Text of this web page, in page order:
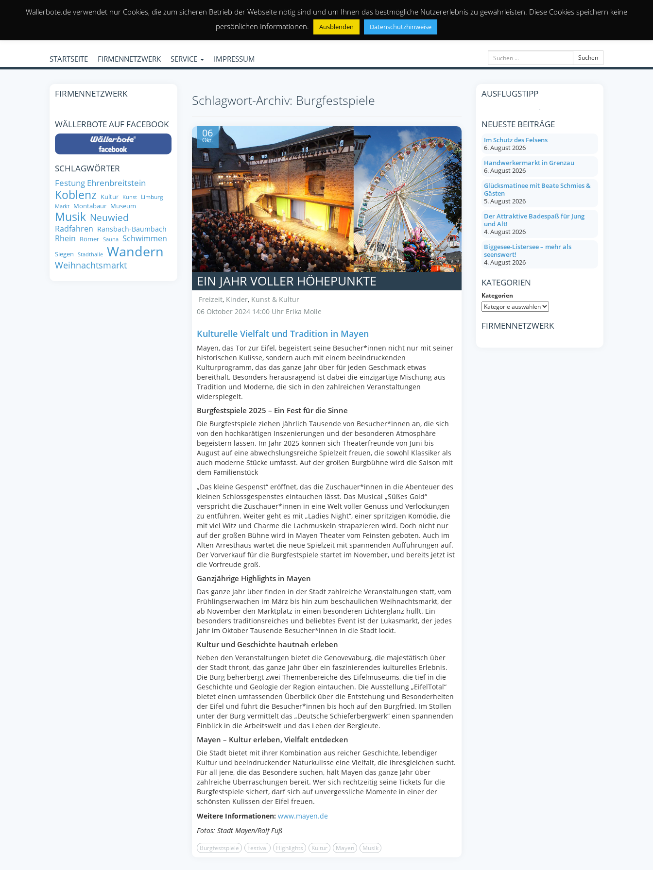
STARTSEITE FIRMENNETZWERK SERVICE IMPRESSUM Suchen
Schlagwort-Archiv: Burgfestspiele
06
Okt.
EIN JAHR VOLLER HÖHEPUNKTE
Freizeit, Kinder, Kunst & Kultur
06 Oktober 2024 14:00 Uhr Erika Molle
Kulturelle Vielfalt und Tradition in Mayen
Mayen, das Tor zur Eifel, begeistert seine Besucher*innen nicht nur mit seiner
historischen Kulisse, sondern auch mit einem beeindruckenden
Kulturprogramm, das das ganze Jahr über für jeden Geschmack etwas
bereithält. Besonders herausragend ist dabei die einzigartige Mischung aus
Tradition und Moderne, die sich in den zahlreichen Veranstaltungen
widerspiegelt.
Burgfestspiele 2025 – Ein Fest für die Sinne
Die Burgfestspiele ziehen jährlich Tausende von Besucher*innen an, die sich
von den hochkarätigen Inszenierungen und der besonderen Atmosphäre
begeistern lassen. Im Jahr 2025 können sich Theaterfreunde von Juni bis
August auf eine abwechslungsreiche Spielzeit freuen, die sowohl Klassiker als
auch moderne Stücke umfasst. Auf der großen Burgbühne wird die Saison mit
dem Familienstück
„Das kleine Gespenst“ eröffnet, das die Zuschauer*innen in die Abenteuer des
kleinen Schlossgespenstes eintauchen lässt. Das Musical „Süßes Gold“
verspricht die Zuschauer*innen in eine Welt voller Genuss und Verlockungen
zu entführen. Weiter geht es mit „Ladies Night“, einer spritzigen Komödie, die
mit viel Witz und Charme die Lachmuskeln strapazieren wird. Doch nicht nur
auf der großen Bühne wird in Mayen Theater vom Feinsten geboten. Auch im
Alten Arresthaus wartet die neue Spielzeit mit spannenden Aufführungen auf.
Der Vorverkauf für die Burgfestspiele startet im November, und bereits jetzt ist
die Vorfreude groß.
Ganzjährige Highlights in Mayen
Das ganze Jahr über finden in der Stadt zahlreiche Veranstaltungen statt, vom
Frühlingserwachen im März bis hin zum beschaulichen Weihnachtsmarkt, der
ab November den Marktplatz in einen besonderen Lichterglanz hüllt. Ein
besonders traditionsreiches und beliebtes Event ist der Lukasmarkt, der jedes
Jahr im Oktober Tausende Besucher*innen in die Stadt lockt.
Kultur und Geschichte hautnah erleben
Neben den Veranstaltungen bietet die Genovevaburg, die majestätisch über
der Stadt thront, das ganze Jahr über ein faszinierendes kulturelles Erlebnis.
Die Burg beherbergt zwei Themenbereiche des Eifelmuseums, die tief in die
Geschichte und Geologie der Region eintauchen. Die Ausstellung „EifelTotal“
bietet einen umfassenden Überblick über die Entstehung und Besonderheiten
der Eifel und führt die Besucher*innen bis hoch auf den Burgfried. Im Stollen
unter der Burg vermittelt das „Deutsche Schieferbergwerk“ einen spannenden
Einblick in die Arbeitswelt und das Leben der Bergleute.
Mayen – Kultur erleben, Vielfalt entdecken
Die Stadt bietet mit ihrer Kombination aus reicher Geschichte, lebendiger
Kultur und beeindruckender Naturkulisse eine Vielfalt, die ihresgleichen sucht.
Für all jene, die das Besondere suchen, hält Mayen das ganze Jahr über
zahlreiche Überraschungen bereit. Wer sich rechtzeitig seine Tickets für die
Burgfestspiele sichert, darf sich auf unvergessliche Momente in einer der
schönsten Kulissen der Eifel freuen.
Weitere Informationen: www.mayen.de
Fotos: Stadt Mayen/Ralf Fuß
Burgfestspiele Festival Highlights Kultur Mayen Musik
FIRMENNETZWERK
WÄLLERBOTE AUF FACEBOOK
SCHLAGWÖRTER
Festung Ehrenbreitstein
Koblenz Kultur Kunst Limburg
Markt Montabaur Museum
Musik Neuwied
Radfahren Ransbach-Baumbach
Rhein Römer Sauna Schwimmen
Siegen Stadthalle Wandern
Weihnachtsmarkt
AUSFLUGSTIPP
NEUESTE BEITRÄGE
Im Schutz des Felsens
6. August 2026
Handwerkermarkt in Grenzau
6. August 2026
Glücksmatinee mit Beate Schmies &
Gästen
5. August 2026
Der Attraktive Badespaß für Jung
und Alt!
4. August 2026
Biggesee-Listersee – mehr als
seenswert!
4. August 2026
KATEGORIEN
Kategorien
FIRMENNETZWERK
Wällerbote.de verwendet nur Cookies, die zum sicheren Betrieb der Webseite nötig sind und um Ihnen das bestmögliche Nutzererlebnis zu gewährleisten. Diese Cookies speichern keine
persönlichen Informationen.
Ausblenden Datenschutzhinweise